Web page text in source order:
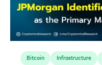
Bitcoin Infrastructure